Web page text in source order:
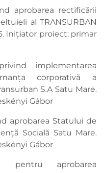
aprobarea rectificării
al TRANSURBAN
Inițiator proiect: primar
implementarea
corporativă a
S.A Satu Mare.
Gábor
aprobarea Statului de
Socială Satu Mare.
Gábor
pentru aprobarea